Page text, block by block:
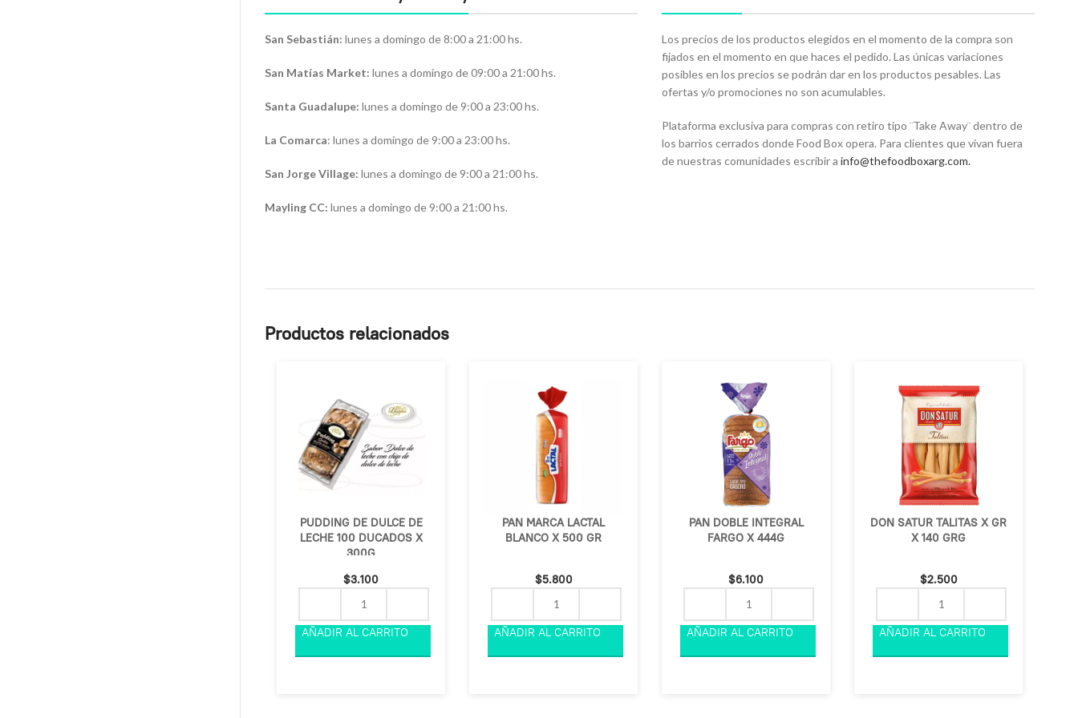
San Sebastián: lunes a domingo de 8:00 a 21:00 hs.
San Matías Market: lunes a domingo de 09:00 a 21:00 hs.
Santa Guadalupe: lunes a domingo de 9:00 a 23:00 hs.
La Comarca: lunes a domingo de 9:00 a 23:00 hs.
San Jorge Village: lunes a domingo de 9:00 a 21:00 hs.
Mayling CC: lunes a domingo de 9:00 a 21:00 hs.
Los precios de los productos elegidos en el momento de la compra son
fijados en el momento en que haces el pedido. Las únicas variaciones
posibles en los precios se podrán dar en los productos pesables. Las
ofertas y/o promociones no son acumulables.
Plataforma exclusiva para compras con retiro tipo ¨Take Away¨ dentro de
los barrios cerrados donde Food Box opera. Para clientes que vivan fuera
de nuestras comunidades escribir a info@thefoodboxarg.com.
Productos relacionados
PUDDING DE DULCE DE
LECHE 100 DUCADOS X
300G
$3.100
PAN MARCA LACTAL
BLANCO X 500 GR
$5.800
PAN DOBLE INTEGRAL
FARGO X 444G
$6.100
DON SATUR TALITAS X GR
X 140 GRG
$2.500